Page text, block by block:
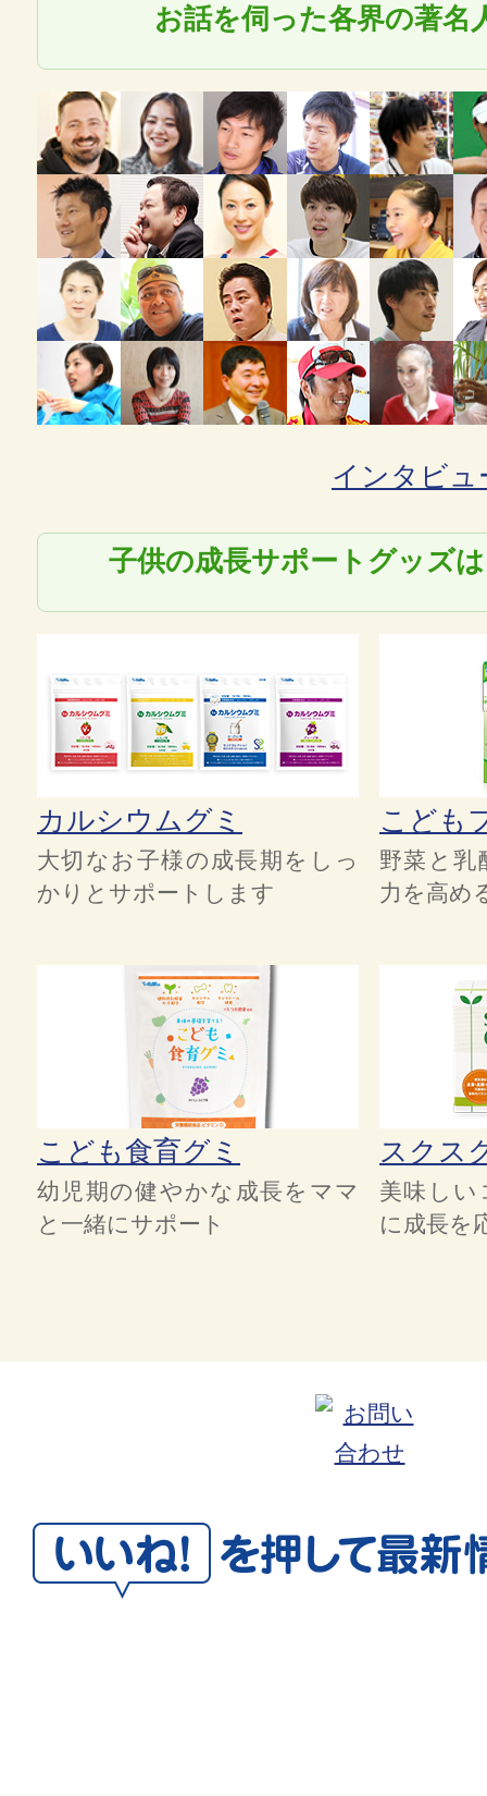
お話を伺った各界の著名
インタビュ
子供の成長サポートグッズ
カルシウムグミ
大切なお子様の成長期をしっ
かりとサポートします
こども
野菜と乳
力を高め
こども食育グミ
幼児期の健やかな成長をママ
と一緒にサポート
スクス
美味しい
に成長を